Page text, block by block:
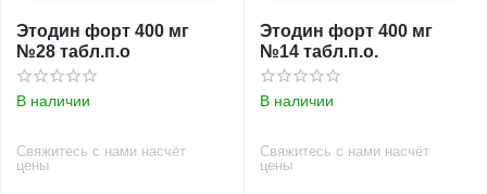
Этодин форт 400 мг
№28 табл.п.о
В наличии
Свяжитесь с нами насчёт
цены
Этодин форт 400 мг
№14 табл.п.о.
В наличии
Свяжитесь с нами насчёт
цены